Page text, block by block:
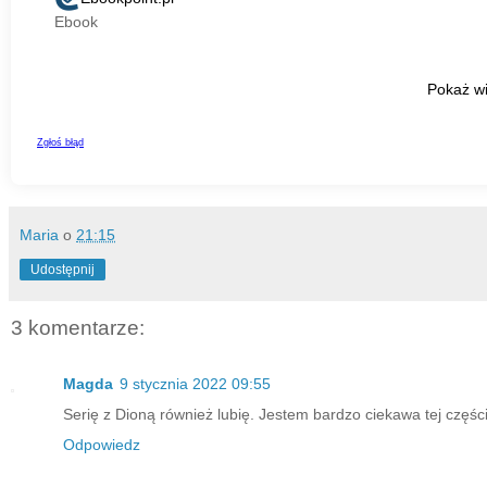
Maria o 21:15
Udostępnij
3 komentarze:
Magda 9 stycznia 2022 09:55
Serię z Dioną również lubię. Jestem bardzo ciekawa tej
Odpowiedz